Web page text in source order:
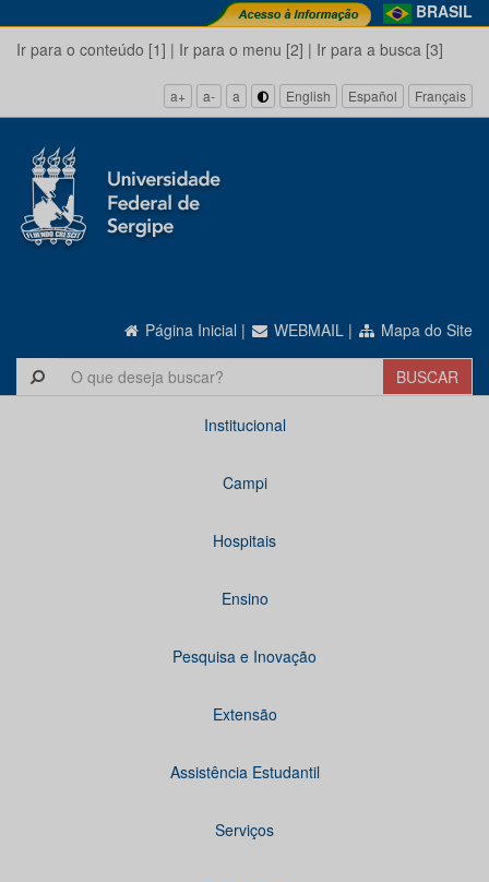
BRASIL
Ir para o conteúdo [1] | Ir para o menu [2] | Ir para a busca [3]
a+ a- a English Español Français
Página Inicial | WEBMAIL | Mapa do Site
Institucional
Campi
Hospitais
Ensino
Pesquisa e Inovação
Extensão
Assistência Estudantil
Serviços